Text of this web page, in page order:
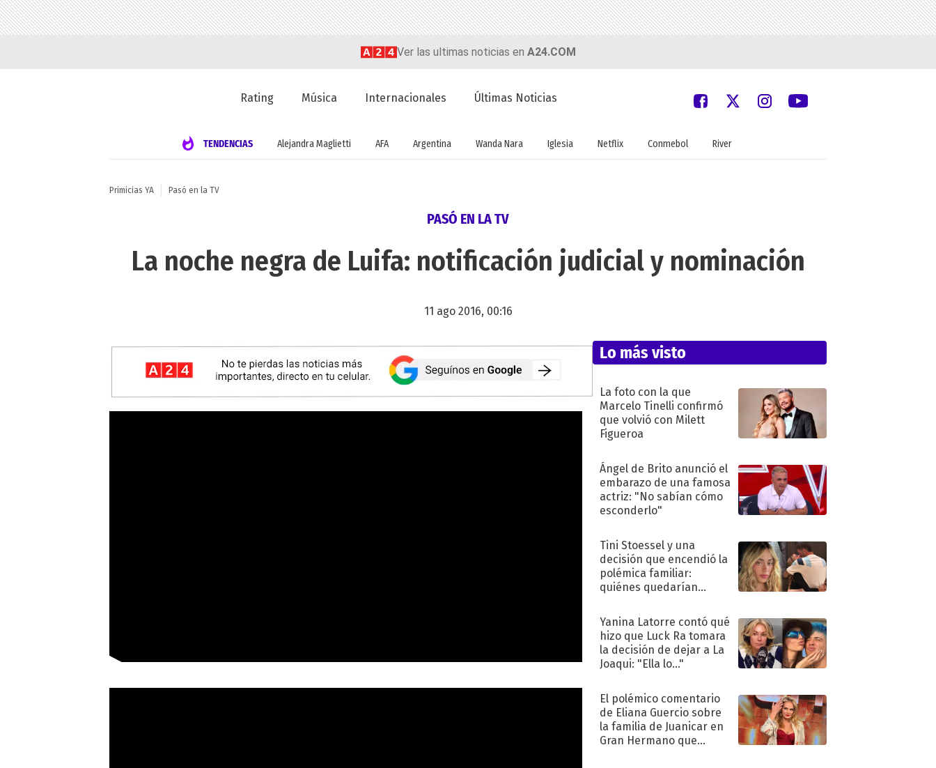
Ver las ultimas noticias en A24.COM
Rating Música Internacionales Últimas Noticias
TENDENCIAS Alejandra Maglietti AFA Argentina Wanda Nara Iglesia Netflix Conmebol River
Primicias YA Pasó en la TV
PASÓ EN LA TV
La noche negra de Luifa: notificación judicial y nominación
11 ago 2016, 00:16
Lo más visto
La foto con la que
Marcelo Tinelli confirmó
que volvió con Milett
Figueroa
Ángel de Brito anunció el
embarazo de una famosa
actriz: "No sabían cómo
esconderlo"
Tini Stoessel y una
decisión que encendió la
polémica familiar:
quiénes quedarían
Yanina Latorre contó qué
hizo que Luck Ra tomara
la decisión de dejar a La
Joaqui: "Ella lo..."
El polémico comentario
de Eliana Guercio sobre
la familia de Juanicar en
Gran Hermano que